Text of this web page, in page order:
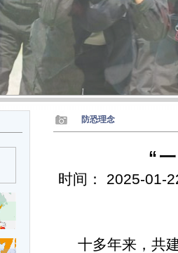
防恐理念
“
时间： 2025-01-
十多年来，共